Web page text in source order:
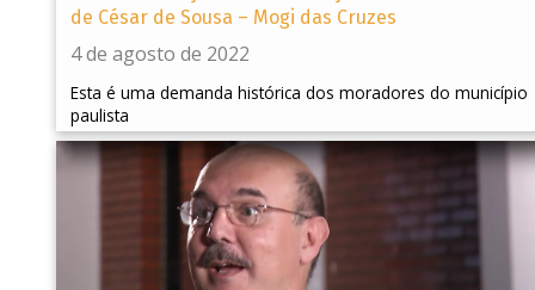
de César de Sousa – Mogi das Cruzes
4 de agosto de 2022
Esta é uma demanda histórica dos moradores do município
paulista